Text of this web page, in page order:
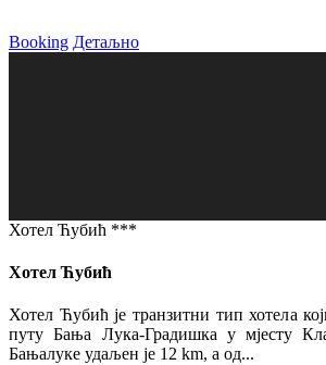
Booking Детаљно
Хотел Ћубић ***
Хотел Ћубић
Хотел Ћубић је транзитни тип хотела
путу Бања Лука-Градишка у мјесту
Бањалуке удаљен је 12 km, а од...